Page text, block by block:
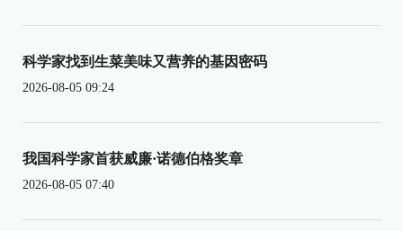
科学家找到生菜美味又营养的基因密码
2026-08-05 09:24
我国科学家首获威廉·诺德伯格奖章
2026-08-05 07:40